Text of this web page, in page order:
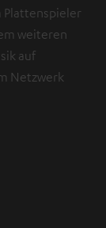
Plattenspieler
weiteren
auf
Netzwerk